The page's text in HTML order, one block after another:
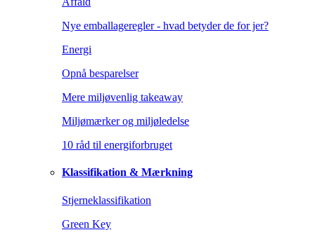
Nye emballageregler - hvad betyder de for jer?
Energi
Opnå besparelser
Mere miljøvenlig takeaway
Miljømærker og miljøledelse
10 råd til energiforbruget
Klassifikation & Mærkning
Stjerneklassifikation
Green Key